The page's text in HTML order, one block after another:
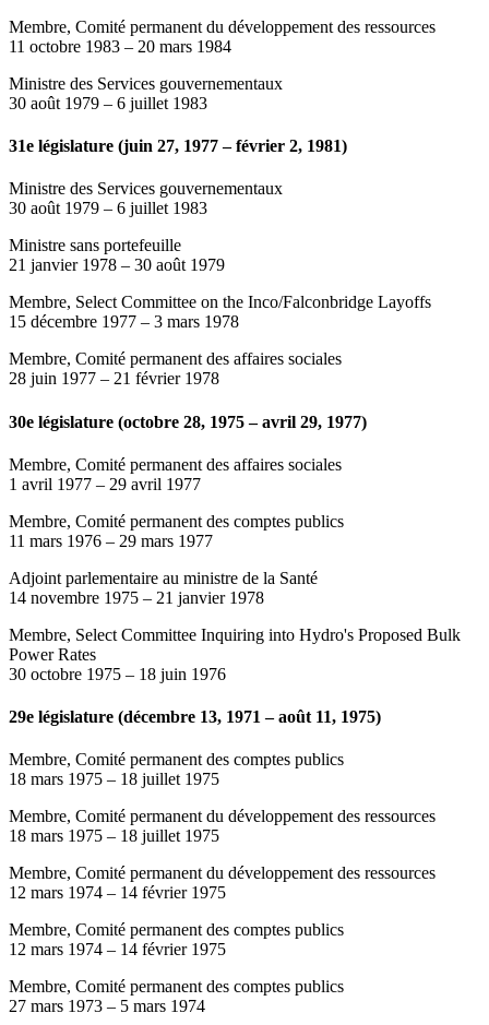
Membre, Comité permanent du développement des ressources
11 octobre 1983 – 20 mars 1984
Ministre des Services gouvernementaux
30 août 1979 – 6 juillet 1983
31e législature (juin 27, 1977 – février 2, 1981)
Ministre des Services gouvernementaux
30 août 1979 – 6 juillet 1983
Ministre sans portefeuille
21 janvier 1978 – 30 août 1979
Membre, Select Committee on the Inco/Falconbridge Layoffs
15 décembre 1977 – 3 mars 1978
Membre, Comité permanent des affaires sociales
28 juin 1977 – 21 février 1978
30e législature (octobre 28, 1975 – avril 29, 1977)
Membre, Comité permanent des affaires sociales
1 avril 1977 – 29 avril 1977
Membre, Comité permanent des comptes publics
11 mars 1976 – 29 mars 1977
Adjoint parlementaire au ministre de la Santé
14 novembre 1975 – 21 janvier 1978
Membre, Select Committee Inquiring into Hydro's Proposed Bulk
Power Rates
30 octobre 1975 – 18 juin 1976
29e législature (décembre 13, 1971 – août 11, 1975)
Membre, Comité permanent des comptes publics
18 mars 1975 – 18 juillet 1975
Membre, Comité permanent du développement des ressources
18 mars 1975 – 18 juillet 1975
Membre, Comité permanent du développement des ressources
12 mars 1974 – 14 février 1975
Membre, Comité permanent des comptes publics
12 mars 1974 – 14 février 1975
Membre, Comité permanent des comptes publics
27 mars 1973 – 5 mars 1974